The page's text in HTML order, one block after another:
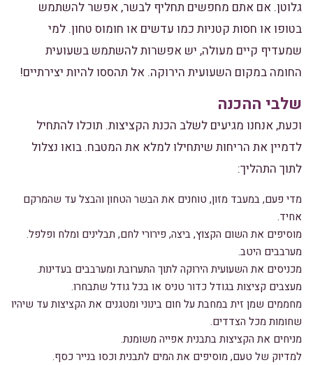
גלוטן. אם אתם מחפשים תחליף לבשר, אפשר להשתמש
בטופו או חסות קטניות כמו עדשים או חומוס טחון. למי
שמעדיף קיים מעולה, יש אפשרות להשתמש בשעועית
החומה במקום השעועית הירוקה. אל תהססו להיות יצירתיים!
שלבי ההכנה
וכעת, אנחנו מגיעים לשלב הכנת הקציצות. תוכלו להתחיל
לדמיין את הריחות שיתחילו למלא את המטבח. בואו נצלול
לתוך התהליך:
מדי פעם, במעבד מזון, טוחנים את הבשר הטחון והבצל עד שהמרקם
אחיד.
מוסיפים את השום הקצוץ, ביצה, פירורי לחם, תבלינים ומלח ופלפל.
מערבבים היטב.
מכניסים את השעועית הירוקה לתוך התערובת ומערבבים בעדינות.
מעצבים קציצות בגודל כדור טניס או בכל גודל שתבחרו.
מחממים שמן זית במחבת על חום בינוני ומטגנים את הקציצות עד שיהיו
שחומות מכל הצדדים.
מניחים את הקציצות בתבנית אפייה משומנת.
למדיוק של טעם, מוסיפים את המים לתבנית וכסו בנייר כסף.